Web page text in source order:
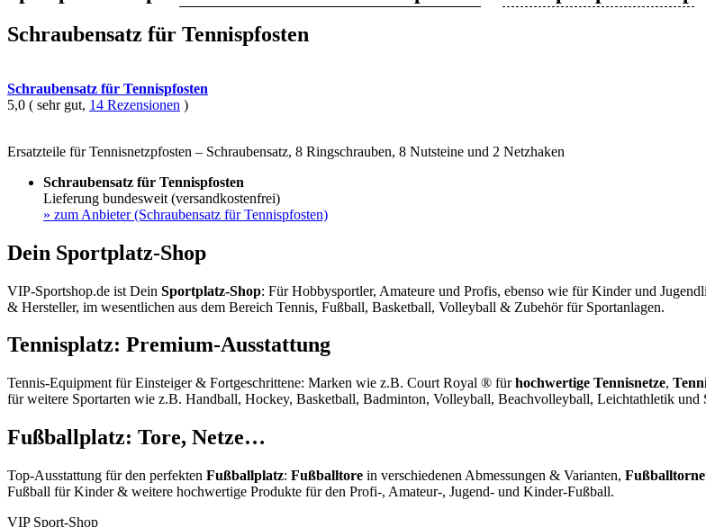
Schraubensatz für Tennispfosten
Schraubensatz für Tennispfosten
5,0 ( sehr gut, 14 Rezensionen )
Ersatzteile für Tennisnetzpfosten – Schraubensatz, 8 Ringschrauben, 8 Nutsteine und 2 Netzhaken
Schraubensatz für Tennispfosten
Lieferung bundesweit (versandkostenfrei)
» zum Anbieter (Schraubensatz für Tennispfosten)
Dein Sportplatz-Shop
VIP-Sportshop.de ist Dein Sportplatz-Shop: Für Hobbysportler, Amateure und Profis, ebenso wie für Kinder und
& Hersteller, im wesentlichen aus dem Bereich Tennis, Fußball, Basketball, Volleyball & Zubehör für Sportanlagen.
Tennisplatz: Premium-Ausstattung
Tennis-Equipment für Einsteiger & Fortgeschrittene: Marken wie z.B. Court Royal ® fürhochwertige Tennisnetze,
für weitere Sportarten wie z.B. Handball, Hockey, Basketball, Badminton, Volleyball, Beachvolleyball, Leichtathletik und
Fußballplatz: Tore, Netze…
Top-Ausstattung für den perfekten Fußballplatz: Fußballtore in verschiedenen Abmessungen & Varianten,
Fußball für Kinder & weitere hochwertige Produkte für den Profi-, Amateur-, Jugend- und Kinder-Fußball.
VIP Sport-Shop